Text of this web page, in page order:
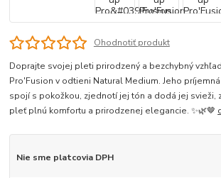
Ohodnotiť produkt
Doprajte svojej pleti prirodzený a bezchybný
Pro'Fusion v odtieni Natural Medium. Jeho
spojí s pokožkou, zjednotí jej tón a dodá jej svieži,
pleť plnú komfortu a prirodzenej elegancie. ✨🌿🤎
Nie sme platcovia DPH